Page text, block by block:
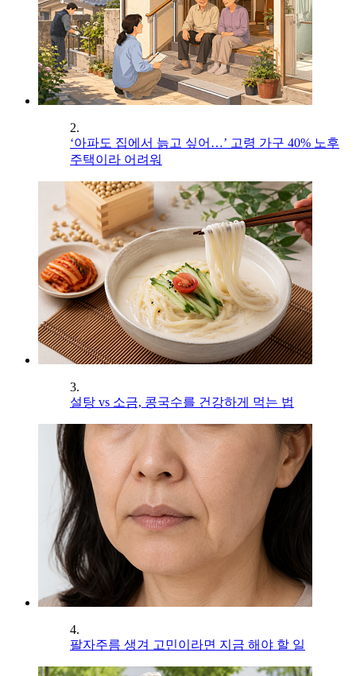
2.
‘아파도 집에서 늙고 싶어…’ 고령 가구 40% 노후
주택이라 어려워
3.
설탕 vs 소금, 콩국수를 건강하게 먹는 법
4.
팔자주름 생겨 고민이라면 지금 해야 할 일